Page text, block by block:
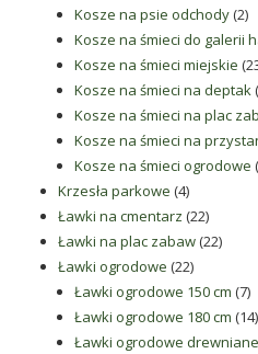
produktów
Kosze na psie odchody 22
Kosze na śmieci do galerii
Kosze na śmieci miejskie
Kosze na śmieci na deptak
Kosze na śmieci na plac
Kosze na śmieci na
Kosze na śmieci ogrodowe
Krzesła parkowe 44
produkty
Ławki na cmentarz 2222
produkty
Ławki na plac zabaw 2222
Ławki ogrodowe 2222
produkty
Ławki ogrodowe 150 cm 77
Ławki ogrodowe 180 cm 1414
Ławki ogrodowe drewniane